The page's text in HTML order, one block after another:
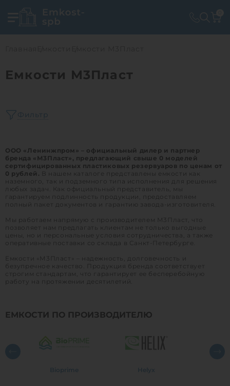
Емкости М3Пласт
ООО «Ленинжпром» – официальный дилер и партнер
бренда «М3Пласт», предлагающий свыше 0 моделей
сертифицированных пластиковых резервуаров по ценам от
0 рублей. В нашем каталоге представлены емкости как
наземного, так и подземного типа исполнения для решения
любых задач. Как официальный представитель, мы
гарантируем подлинность продукции, предоставляем
полный пакет документов и гарантию завода-изготовителя.
Мы работаем напрямую с производителем М3Пласт, что
позволяет нам предлагать клиентам не только выгодные
цены, но и персональные условия сотрудничества, а также
оперативные поставки со склада в Санкт-Петербурге.
Емкости «М3Пласт» – надежность, долговечность и
безупречное качество. Продукция бренда соответствует
строгим стандартам, что гарантирует ее бесперебойную
работу на протяжении десятилетий.
ЕМКОСТИ ПО ПРОИЗВОДИТЕЛЮ